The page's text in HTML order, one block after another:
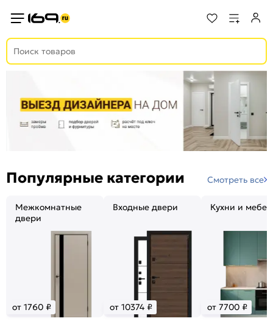
Популярные категории Смотреть все
Межкомнатные
двери
от 1760 ₽
Входные двери
от 10374 ₽
Кухни и
от 7700 ₽